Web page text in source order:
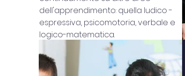
dell'apprendimento: quella ludico -
espressiva, psicomotoria, verbale e
logico-matematica.